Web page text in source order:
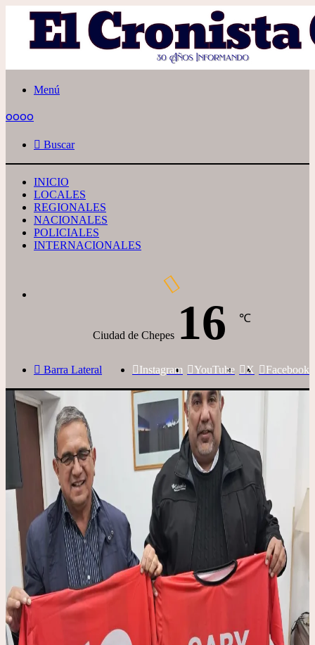
Menú
oooo
Buscar
INICIO
LOCALES
REGIONALES
NACIONALES
POLICIALES
INTERNACIONALES
Ciudad de Chepes 16 ℃
Facebook
X
YouTube
Instagram
Barra Lateral